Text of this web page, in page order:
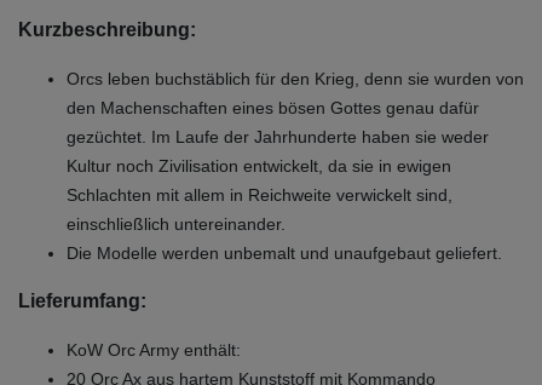
Kurzbeschreibung:
Orcs leben buchstäblich für den Krieg, denn sie wurden von
den Machenschaften eines bösen Gottes genau dafür
gezüchtet. Im Laufe der Jahrhunderte haben sie weder
Kultur noch Zivilisation entwickelt, da sie in ewigen
Schlachten mit allem in Reichweite verwickelt sind,
einschließlich untereinander.
Die Modelle werden unbemalt und unaufgebaut geliefert.
Lieferumfang:
KoW Orc Army enthält:
20 Orc Ax aus hartem Kunststoff mit Kommando